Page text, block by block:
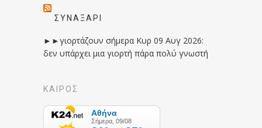
ΣΥΝΑΞΆΡΙ
►►γιορτάζουν σήμερα Κυρ 09 Αυγ 2026:
δεν υπάρχει μια γιορτή πάρα πολύ γνωστή
ΚΑΙΡΟΣ